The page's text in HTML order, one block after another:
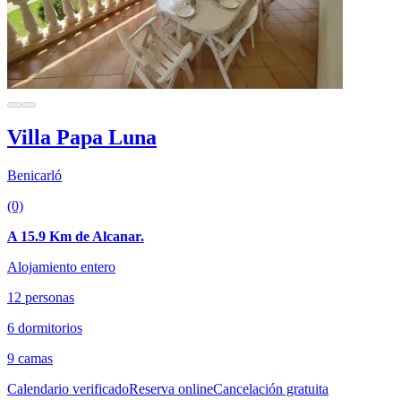
Villa Papa Luna
Benicarló
(0)
A 15.9 Km de Alcanar.
Alojamiento entero
12 personas
6 dormitorios
9 camas
Calendario verificadoReserva onlineCancelación gratuita